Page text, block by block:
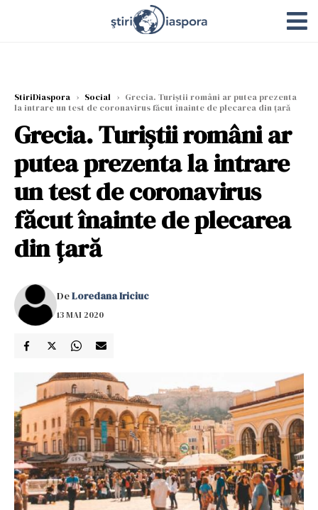
StiriDiaspora › Social › Grecia. Turiştii români ar putea prezenta
la intrare un test de coronavirus făcut înainte de plecarea din ţară
Grecia. Turiştii români ar
putea prezenta la intrare
un test de coronavirus
făcut înainte de plecarea
din ţară
DeLoredana Iriciuc
13 MAI 2020